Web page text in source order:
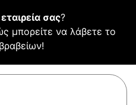
σας?
μπορείτε να λάβετε το